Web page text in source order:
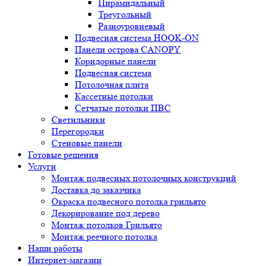
Пирамидальный
Треугольный
Разноуровневый
Подвесная система HOOK-ON
Панели острова CANOPY
Коридорные панели
Подвесная система
Потолочная плита
Кассетные потолки
Сетчатые потолки ПВС
Светильники
Перегородки
Стеновые панели
Готовые решения
Услуги
Монтаж подвесных потолочных конструкций
Доставка до заказчика
Окраска подвесного потолка грильято
Декорирование под дерево
Монтаж потолков Грильято
Монтаж реечного потолка
Наши работы
Интернет-магазин